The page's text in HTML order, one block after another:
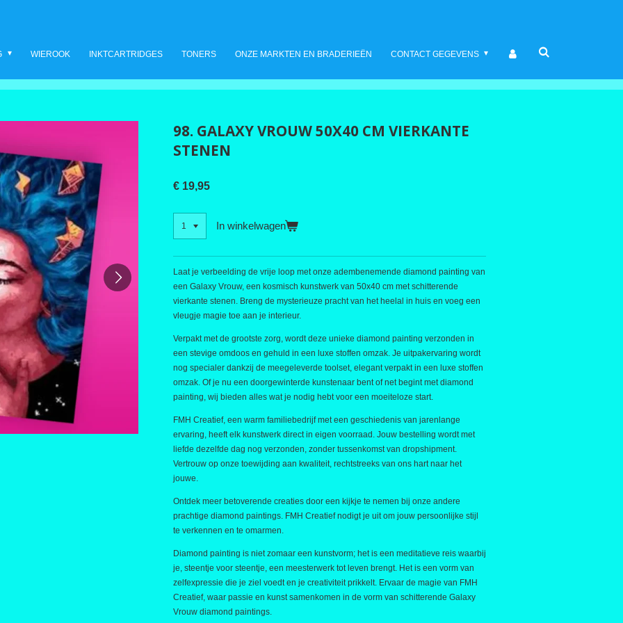
WIEROOK INKTCARTRIDGES TONERS ONZE MARKTEN EN BRADERIEËN CONTACT GEGEVENS
98. GALAXY VROUW 50X40 CM VIERKANTE
STENEN
€ 19,95
In winkelwagen
Laat je verbeelding de vrije loop met onze adembenemende diamond painting van
een Galaxy Vrouw, een kosmisch kunstwerk van 50x40 cm met schitterende
vierkante stenen. Breng de mysterieuze pracht van het heelal in huis en voeg een
vleugje magie toe aan je interieur.
Verpakt met de grootste zorg, wordt deze unieke diamond painting verzonden in
een stevige omdoos en gehuld in een luxe stoffen omzak. Je uitpakervaring wordt
nog specialer dankzij de meegeleverde toolset, elegant verpakt in een luxe stoffen
omzak. Of je nu een doorgewinterde kunstenaar bent of net begint met diamond
painting, wij bieden alles wat je nodig hebt voor een moeiteloze start.
FMH Creatief, een warm familiebedrijf met een geschiedenis van jarenlange
ervaring, heeft elk kunstwerk direct in eigen voorraad. Jouw bestelling wordt met
liefde dezelfde dag nog verzonden, zonder tussenkomst van dropshipment.
Vertrouw op onze toewijding aan kwaliteit, rechtstreeks van ons hart naar het
jouwe.
Ontdek meer betoverende creaties door een kijkje te nemen bij onze andere
prachtige diamond paintings. FMH Creatief nodigt je uit om jouw persoonlijke stijl
te verkennen en te omarmen.
Diamond painting is niet zomaar een kunstvorm; het is een meditatieve reis waarbij
je, steentje voor steentje, een meesterwerk tot leven brengt. Het is een vorm van
zelfexpressie die je ziel voedt en je creativiteit prikkelt. Ervaar de magie van FMH
Creatief, waar passie en kunst samenkomen in de vorm van schitterende Galaxy
Vrouw diamond paintings.